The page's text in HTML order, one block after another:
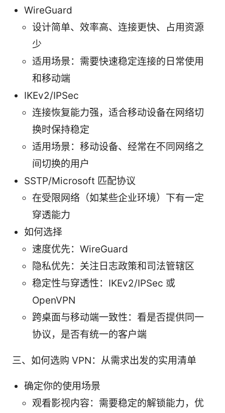
WireGuard
设计简单、效率高、连接更快、占用资源
少
适用场景：需要快速稳定连接的日常使用
和移动端
IKEv2/IPSec
连接恢复能力强，适合移动设备在网络切
换时保持稳定
适用场景：移动设备、经常在不同网络之
间切换的用户
SSTP/Microsoft 匹配协议
在受限网络（如某些企业环境）下有一定
穿透能力
如何选择
速度优先：WireGuard
隐私优先：关注日志政策和司法管辖区
稳定性与穿透性：IKEv2/IPSec 或
OpenVPN
跨桌面与移动端一致性：看是否提供同一
协议，是否有统一的客户端
三、如何选购 VPN：从需求出发的实用清单
确定你的使用场景
观看影视内容：需要稳定的解锁能力，优